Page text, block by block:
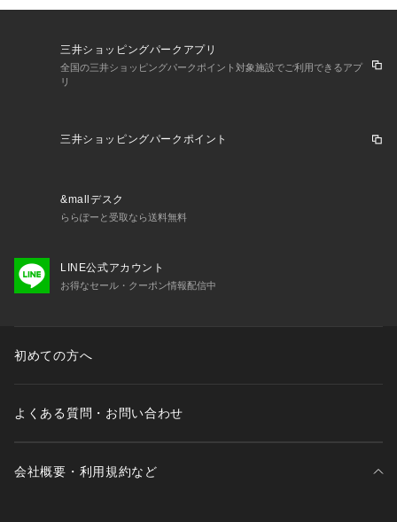
・シルバー／グレー：細かなラメを織り込んだ素材を使用し
【機能】
・接触冷感：触れるとひんやりと感じる加工を施していま
・ワンピースの肩掛けアクセントに
・デニムやワイドパンツでカジュアルに
※商品画像は、撮影環境やお客様のご利用のPC・スマートフ
ォンのモニター環境などにより実物と色味に差異がある場合が
三井ショッピングパークアプリ
全国の三井ショッピングパークポイント対象施設でご利用できるアプ
リ
三井ショッピングパークポイント
&mallデスク
ららぽーと受取なら送料無料
LINE公式アカウント
お得なセール・クーポン情報配信中
初めての方へ
よくある質問・お問い合わせ
会社概要・利用規約など